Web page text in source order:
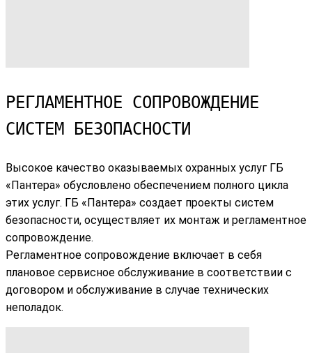
РЕГЛАМЕНТНОЕ СОПРОВОЖДЕНИЕ
СИСТЕМ БЕЗОПАСНОСТИ
Высокое качество оказываемых охранных услуг ГБ
«Пантера» обусловлено обеспечением полного цикла
этих услуг. ГБ «Пантера» создает проекты систем
безопасности, осуществляет их монтаж и регламентное
сопровождение.
Регламентное сопровождение включает в себя
плановое сервисное обслуживание в соответствии с
договором и обслуживание в случае технических
неполадок.